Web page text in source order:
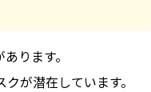
ります。
が潜在しています。